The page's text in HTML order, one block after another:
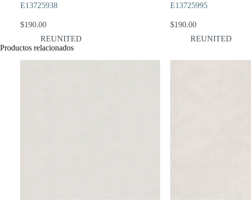
E13725938
$190.00
REUNITED
E13725995
$190.00
REUNITED
Productos relacionados